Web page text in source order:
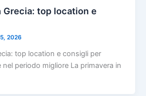
Grecia: top location e
2026
top location e consigli per
nel periodo migliore La primavera in